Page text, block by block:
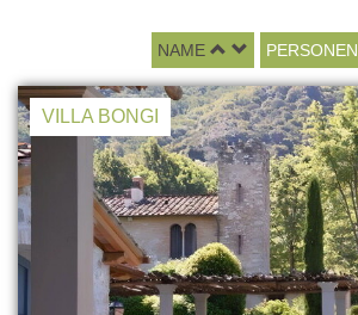
NAME PERSONEN
VILLA BONGI